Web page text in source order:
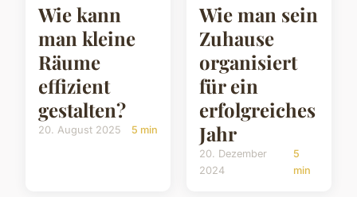
Wie kann
man kleine
Räume
effizient
gestalten?
20. August 2025 5 min
Wie man sein
Zuhause
organisiert
für ein
erfolgreiches
Jahr
20. Dezember
2024
5
min